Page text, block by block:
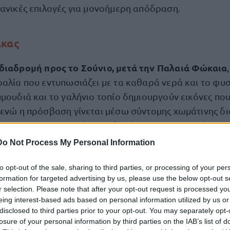
Not Process My Personal Information
opt-out of the sale, sharing to third parties, or processing of your
for targeted advertising by us, please use the below opt-out
selection. Please note that after your opt-out request is processed
interest-based ads based on personal information utilized by us
to third parties prior to your opt-out. You may separately
of your personal information by third parties on the IAB’s list of
επιλογές για μονοήμερη απόδραση.
προς το Σούνιο, μετά την Παλαιά Φώκαια
που εντυπωσιάζει με τα καθαρά νερά και το
και το γαλήνιο τοπίο δημιουργούν εικόνες
η πρόσβαση γίνεται μέσω σύντομης χωμάτινης
και οργανωμένες επιλογές για τους επισκέπτες.
Νικολάου αποτελεί αγαπημένο προορισμό για
και χαλάρωση. Ξεχωρίζει ο μικρός κρυμμένος
όπου τα γαλαζοπράσινα νερά και οι
ένα σκηνικό που παραπέμπει σε κυκλαδίτικο